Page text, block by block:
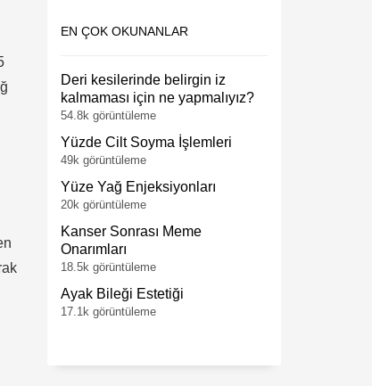
EN ÇOK OKUNANLAR
Deri kesilerinde belirgin iz
kalmaması için ne yapmalıyız?
54.8k görüntüleme
Yüzde Cilt Soyma İşlemleri
49k görüntüleme
Yüze Yağ Enjeksiyonları
20k görüntüleme
Kanser Sonrası Meme
Onarımları
18.5k görüntüleme
Ayak Bileği Estetiği
17.1k görüntüleme